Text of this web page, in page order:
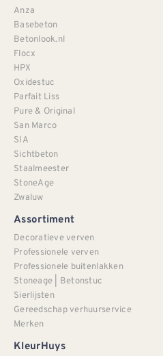
Anza
Basebeton
Betonlook.nl
Flocx
HPX
Oxidestuc
Parfait Liss
Pure & Original
San Marco
SIA
Sichtbeton
Staalmeester
StoneAge
Zwaluw
Assortiment
Decoratieve verven
Professionele verven
Professionele buitenlakken
Stoneage | Betonstuc
Sierlijsten
Gereedschap verhuurservice
Merken
KleurHuys